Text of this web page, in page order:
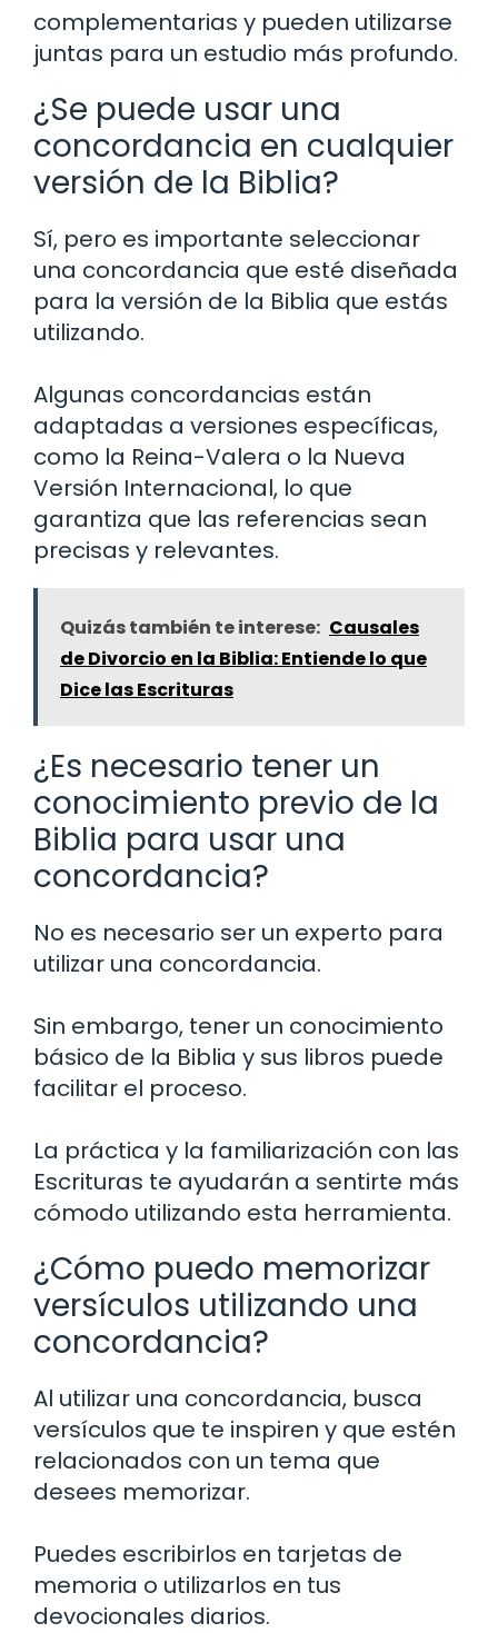
complementarias y pueden utilizarse
juntas para un estudio más profundo.
¿Se puede usar una
concordancia en cualquier
versión de la Biblia?
Sí, pero es importante seleccionar
una concordancia que esté diseñada
para la versión de la Biblia que estás
utilizando.
Algunas concordancias están
adaptadas a versiones específicas,
como la Reina-Valera o la Nueva
Versión Internacional, lo que
garantiza que las referencias sean
precisas y relevantes.
Quizás también te interese: Causales
de Divorcio en la Biblia: Entiende lo que
Dice las Escrituras
¿Es necesario tener un
conocimiento previo de la
Biblia para usar una
concordancia?
No es necesario ser un experto para
utilizar una concordancia.
Sin embargo, tener un conocimiento
básico de la Biblia y sus libros puede
facilitar el proceso.
La práctica y la familiarización con las
Escrituras te ayudarán a sentirte más
cómodo utilizando esta herramienta.
¿Cómo puedo memorizar
versículos utilizando una
concordancia?
Al utilizar una concordancia, busca
versículos que te inspiren y que estén
relacionados con un tema que
desees memorizar.
Puedes escribirlos en tarjetas de
memoria o utilizarlos en tus
devocionales diarios.